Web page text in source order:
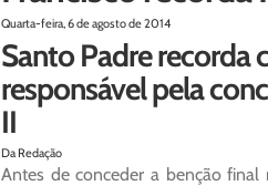
Quarta-feira, 6 de agosto de 2014
Santo Padre recorda
responsável pela
II
Da Redação
Antes de conceder a benção final